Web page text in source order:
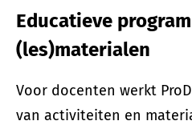
Educatieve
(les)materialen
Voor docenten werkt
van activiteiten en